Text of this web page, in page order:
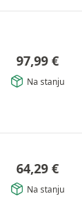
97,99 €
Na stanju
64,29 €
Na stanju